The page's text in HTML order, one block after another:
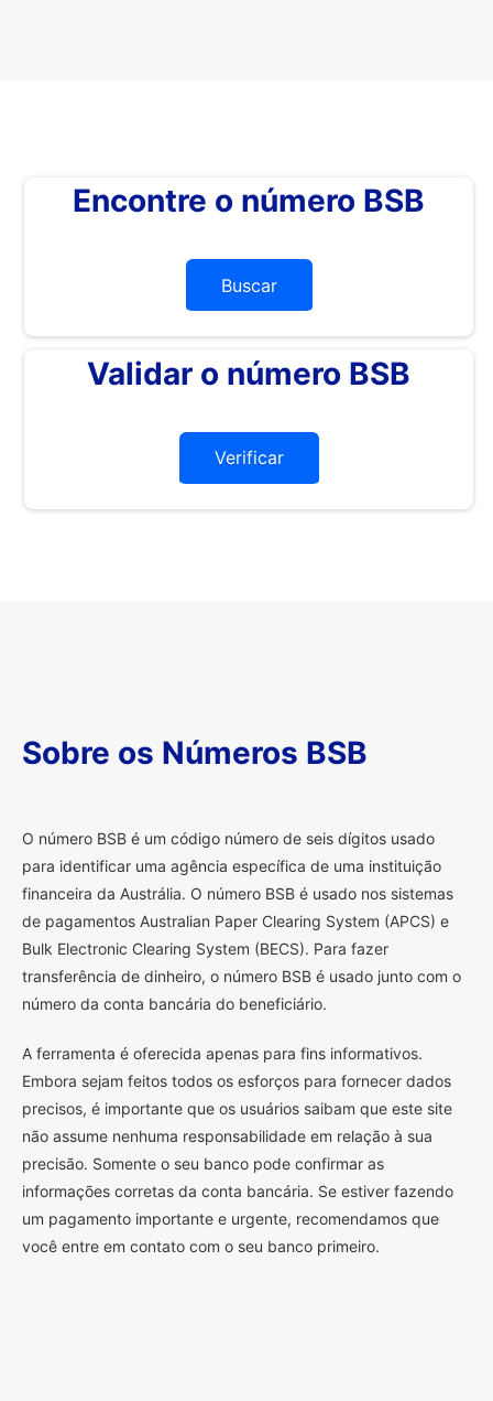
Encontre o número BSB
Buscar
Validar o número BSB
Verificar
Sobre os Números BSB
O número BSB é um código número de seis dígitos usado
para identificar uma agência específica de uma instituição
financeira da Austrália. O número BSB é usado nos sistemas
de pagamentos Australian Paper Clearing System (APCS) e
Bulk Electronic Clearing System (BECS). Para fazer
transferência de dinheiro, o número BSB é usado junto com o
número da conta bancária do beneficiário.
A ferramenta é oferecida apenas para fins informativos.
Embora sejam feitos todos os esforços para fornecer dados
precisos, é importante que os usuários saibam que este site
não assume nenhuma responsabilidade em relação à sua
precisão. Somente o seu banco pode confirmar as
informações corretas da conta bancária. Se estiver fazendo
um pagamento importante e urgente, recomendamos que
você entre em contato com o seu banco primeiro.